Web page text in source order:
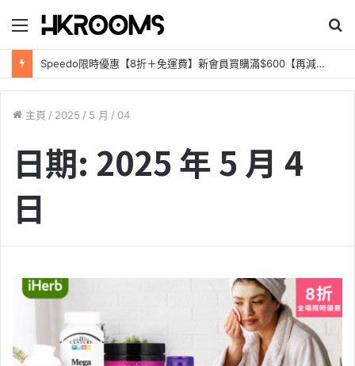
錄
尋
Speedo限時優惠【8折＋免運費】新會員買購滿$600【再減$100】PayMe App領券【額外減$50】
主頁 / 2025 / 5 月 / 04
日期: 2025 年 5 月 4
日